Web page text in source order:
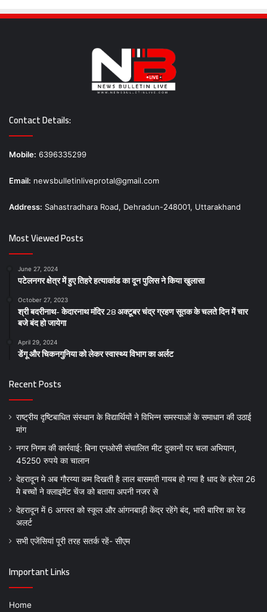
Contact Details:
Mobile: 6396335299
Email: newsbulletinliveprotal@gmail.com
Address: Sahastradhara Road, Dehradun-248001, Uttarakhand
Most Viewed Posts
June 27, 2024
पटेलनगर क्षेत्र में हुए तिहरे हत्याकांड का दून पुलिस ने किया खुलासा
October 27, 2023
श्री बदरीनाथ- केदारनाथ मंदिर 28 अक्टूबर चंद्र ग्रहण सूतक के चलते दिन में चार
बजे बंद हो जायेगा
April 29, 2024
डेंगू और चिकनगुनिया को लेकर स्वास्थ्य विभाग का अर्लट
Recent Posts
राष्ट्रीय दृष्टिबाधित संस्थान के विद्यार्थियों ने विभिन्न समस्याओं के समाधान की उठाई
मांग
नगर निगम की कार्रवाई: बिना एनओसी संचालित मीट दुकानों पर चला अभियान,
45250 रुपये का चालान
देहरादून मे अब गौरय्या कम दिखती है लाल बासमती गायब हो गया है धाद के हरेला 26
मे बच्चों ने क्लाइमेंट चेंज को बताया अपनी नजर से
देहरादून में 6 अगस्त को स्कूल और आंगनबाड़ी केंद्र रहेंगे बंद, भारी बारिश का रेड
अलर्ट
सभी एजेंसियां पूरी तरह सतर्क रहें- सीएम
Important Links
Home